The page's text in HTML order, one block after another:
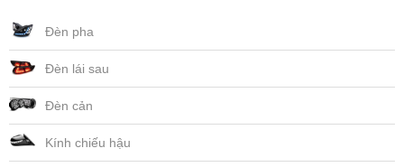
Đèn pha
Đèn lái sau
Đèn cản
Kính chiếu hậu